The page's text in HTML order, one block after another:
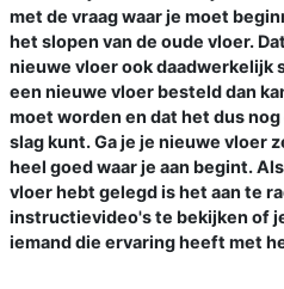
met de vraag waar je moet
het slopen van de oude vloer.
nieuwe vloer ook daadwerkelijk
een nieuwe vloer besteld dan
moet worden en dat het dus
slag kunt. Ga je je nieuwe vloer
heel goed waar je aan begint.
vloer hebt gelegd is het aan te
instructievideo's te bekijken of
iemand die ervaring heeft met